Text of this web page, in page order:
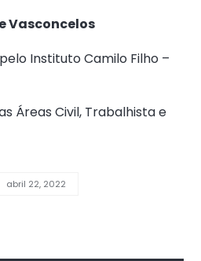
Vasconcelos
Instituto Camilo Filho –
Áreas Civil, Trabalhista e
abril 22, 2022